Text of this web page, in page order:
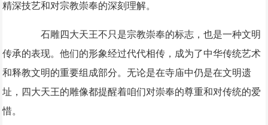
精深技艺和对宗教崇奉的深刻理解。
石雕四大天王不只是宗教崇奉的标志，也是一种文明
传承的表现。他们的形象经过代代相传，成为了中华传统艺术
和释教文明的重要组成部分。无论是在寺庙中仍是在文明遗
址，四大天王的雕像都提醒着咱们对崇奉的尊重和对传统的爱
惜。